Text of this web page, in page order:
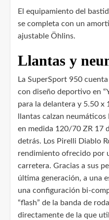
El equipamiento del
se completa con un
ajustable Öhlins.
Llantas y
La SuperSport 950
con diseño deportivo en
para la delantera y 5.50 x
llantas calzan
en medida 120/70 ZR 17
detrás. Los Pirelli Diablo
rendimiento ofrecido por
carretera. Gracias a sus
última generación, a una
una configuración bi-
“flash” de la banda de
directamente de la que